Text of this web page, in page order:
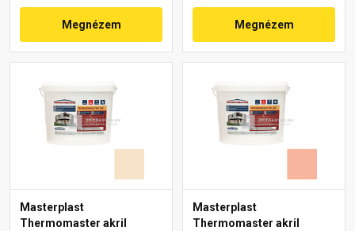
Megnézem Megnézem
Masterplast
Thermomaster akril
Masterplast
Thermomaster akril